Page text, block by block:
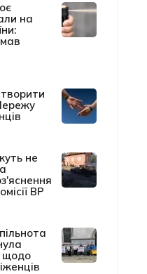
на
не
ВР
щодо